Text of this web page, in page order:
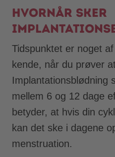
Hvornår sker
Tidspunktet er noget
kende, når du prøver
Implantationsblødning
mellem 6 og 12 dage
betyder, at hvis din
kan det ske i dagene
menstruation.